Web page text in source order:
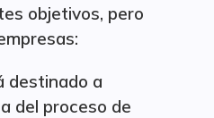
objetivos, pero
destinado a
del proceso de